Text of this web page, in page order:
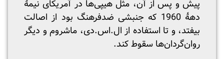
پیش و پس از آن، مثل هیپی‌ها در آمریکای نیمۀ
دهۀ 1960 که جنبشی ضدفرهنگ بود از اصالت
بیفتد، و تا استفاده از ال.اس.دی، ماشروم و دیگر
روان‌گردان‌ها سقوط کند.